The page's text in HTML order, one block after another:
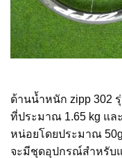
ด้านน้ำหนัก zipp 302
ที่ประมาณ 1.65 kg แ
หน่อยโดยประมาณ
จะมีชุดอุปกรณ์สำหรับ